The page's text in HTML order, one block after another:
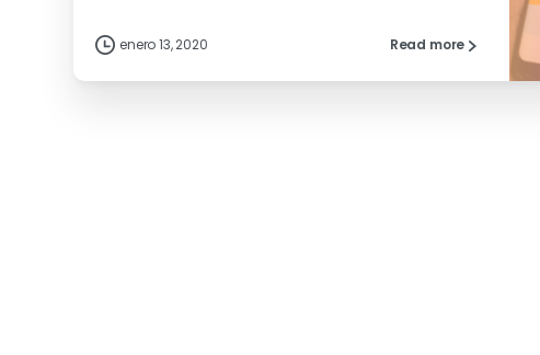
enero 13, 2020 Read more